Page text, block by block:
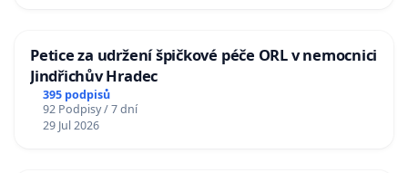
Petice za udržení špičkové péče ORL v nemocnici
Jindřichův Hradec
395 podpisů
92 Podpisy / 7 dní
29 Jul 2026